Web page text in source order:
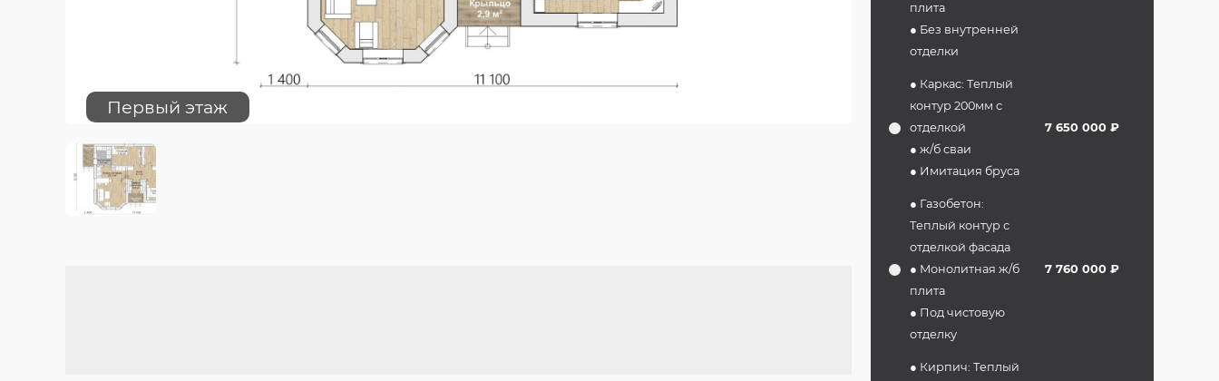
Первый этаж
плита
● Без внутренней
отделки
● Каркас: Теплый
контур 200мм с
отделкой
● ж/б сваи
● Имитация бруса
7 650 000 ₽
● Газобетон:
Теплый контур с
отделкой фасада
● Монолитная ж/б
плита
● Под чистовую
отделку
7 760 000 ₽
● Кирпич: Теплый